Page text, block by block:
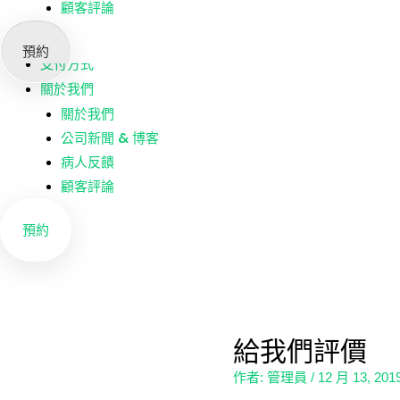
我們的診所
牙醫
支付方式
關於我們
關於我們
公司新聞 & 博客
病人反饋
顧客評論
預約
顧客評論
預約
給我們評價
作者: 管理員 / 12 月 13,